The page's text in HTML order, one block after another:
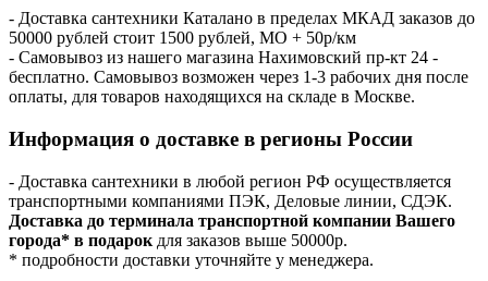
- Доставка сантехники Каталано в пределах МКАД заказов до
50000 рублей стоит 1500 рублей, МО + 50р/км
- Самовывоз из нашего магазина Нахимовский пр-кт 24 -
бесплатно. Самовывоз возможен через 1-3 рабочих дня после
оплаты, для товаров находящихся на складе в Москве.
Информация о доставке в регионы России
- Доставка сантехники в любой регион РФ осуществляется
транспортными компаниями ПЭК, Деловые линии, СДЭК.
Доставка до терминала транспортной компании Вашего
города* в подарок для заказов выше 50000р.
* подробности доставки уточняйте у менеджера.